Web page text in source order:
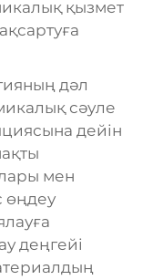
қызмет
дәл
сәуле
дейін
мен
өңдеу
деңгейі